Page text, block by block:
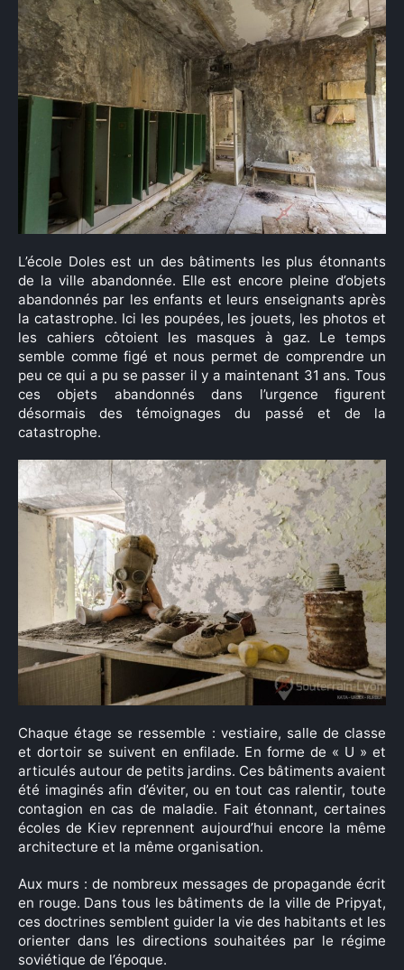
L’école Doles est un des bâtiments les plus étonnants
de la ville abandonnée. Elle est encore pleine d’objets
abandonnés par les enfants et leurs enseignants après
la catastrophe. Ici les poupées, les jouets, les photos et
les cahiers côtoient les masques à gaz. Le temps
semble comme figé et nous permet de comprendre un
peu ce qui a pu se passer il y a maintenant 31 ans. Tous
ces objets abandonnés dans l’urgence figurent
désormais des témoignages du passé et de la
catastrophe.
Chaque étage se ressemble : vestiaire, salle de classe
et dortoir se suivent en enfilade. En forme de « U » et
articulés autour de petits jardins. Ces bâtiments avaient
été imaginés afin d’éviter, ou en tout cas ralentir, toute
contagion en cas de maladie. Fait étonnant, certaines
écoles de Kiev reprennent aujourd’hui encore la même
architecture et la même organisation.
Aux murs : de nombreux messages de propagande écrit
en rouge. Dans tous les bâtiments de la ville de Pripyat,
ces doctrines semblent guider la vie des habitants et les
orienter dans les directions souhaitées par le régime
soviétique de l’époque.